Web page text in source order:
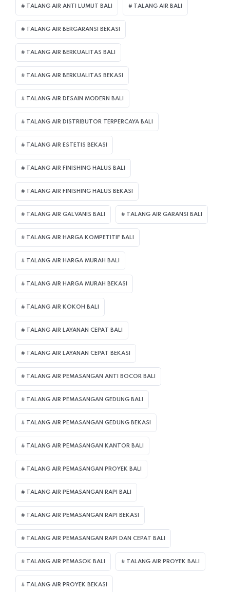
TALANG AIR ANTI LUMUT BALI TALANG AIR BALI
TALANG AIR BERGARANSI BEKASI
TALANG AIR BERKUALITAS BALI
TALANG AIR BERKUALITAS BEKASI
TALANG AIR DESAIN MODERN BALI
TALANG AIR DISTRIBUTOR TERPERCAYA BALI
TALANG AIR ESTETIS BEKASI
TALANG AIR FINISHING HALUS BALI
TALANG AIR FINISHING HALUS BEKASI
TALANG AIR GALVANIS BALI TALANG AIR GARANSI BALI
TALANG AIR HARGA KOMPETITIF BALI
TALANG AIR HARGA MURAH BALI
TALANG AIR HARGA MURAH BEKASI
TALANG AIR KOKOH BALI
TALANG AIR LAYANAN CEPAT BALI
TALANG AIR LAYANAN CEPAT BEKASI
TALANG AIR PEMASANGAN ANTI BOCOR BALI
TALANG AIR PEMASANGAN GEDUNG BALI
TALANG AIR PEMASANGAN GEDUNG BEKASI
TALANG AIR PEMASANGAN KANTOR BALI
TALANG AIR PEMASANGAN PROYEK BALI
TALANG AIR PEMASANGAN RAPI BALI
TALANG AIR PEMASANGAN RAPI BEKASI
TALANG AIR PEMASANGAN RAPI DAN CEPAT BALI
TALANG AIR PEMASOK BALI TALANG AIR PROYEK BALI
TALANG AIR PROYEK BEKASI